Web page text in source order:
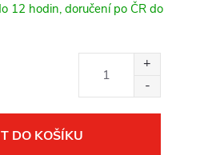
12 hodin, doručení po ČR do
DO KOŠÍKU